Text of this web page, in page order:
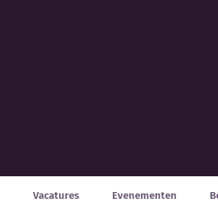
Vacatures Evenementen